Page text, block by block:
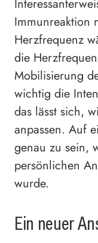
Immunreaktion
Herzfrequenz
die
Mobilisierung
wichtig die
das lässt sich,
anpassen. Auf
genau zu sein,
persönlichen
wurde.
Ein neuer